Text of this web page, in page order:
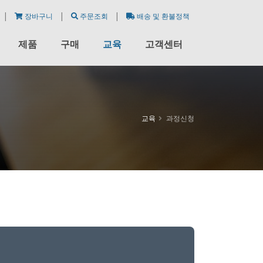
| 장바구니 | 주문조회 | 배송 및 환불정책
제품 구매 교육 고객센터
교육 과정신청